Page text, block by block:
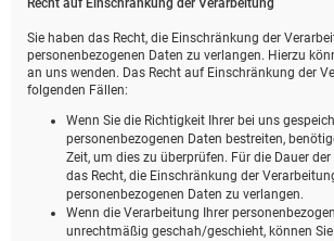
Recht auf Einschränkung der Verarbeitung
Sie haben das Recht, die Einschränkung der
personenbezogenen Daten zu verlangen. Hierzu
an uns wenden. Das Recht auf Einschränkung der
folgenden Fällen:
Wenn Sie die Richtigkeit Ihrer bei uns
personenbezogenen Daten bestreiten,
Zeit, um dies zu überprüfen. Für die Dauer
das Recht, die Einschränkung der
personenbezogenen Daten zu verlangen.
Wenn die Verarbeitung Ihrer
unrechtmäßig geschah/geschieht, können